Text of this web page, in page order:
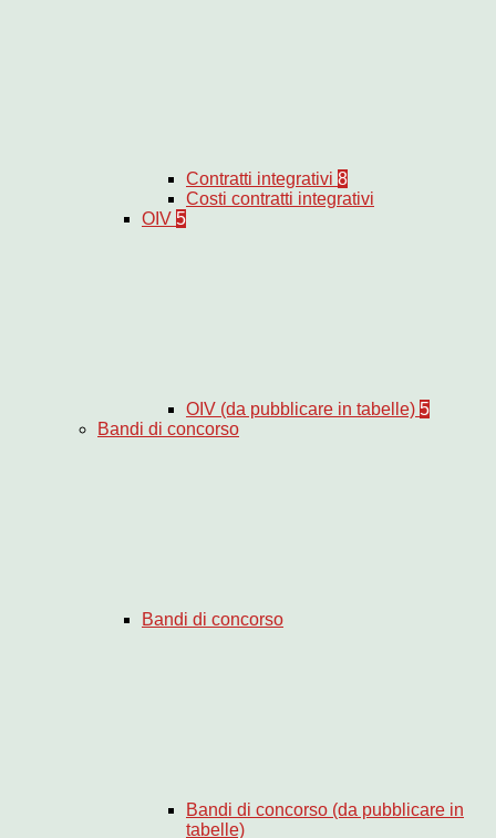
Contratti integrativi 8
Costi contratti integrativi
OIV 5
OIV (da pubblicare in tabelle) 5
Bandi di concorso
Bandi di concorso
Bandi di concorso (da pubblicare in
tabelle)